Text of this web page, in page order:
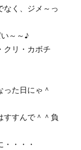
なく、ジメ～っ
～～♪
クリ・カボチ
た日にゃ＾
すすんで＾＾負
・・・